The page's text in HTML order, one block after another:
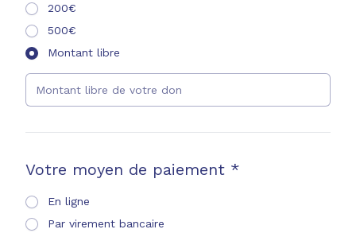
200€
500€
Montant libre
Montant libre de votre don
Votre moyen de paiement *
En ligne
Par virement bancaire